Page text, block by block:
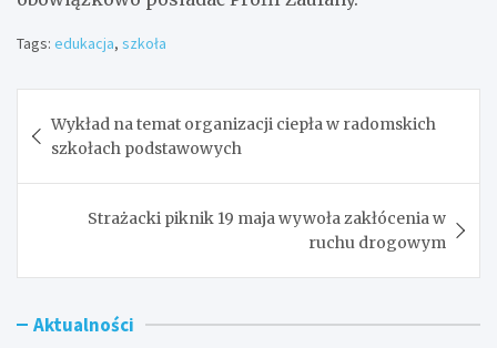
Tags: edukacja, szkoła
wpisu
Wykład na temat organizacji ciepła w radomskich
szkołach podstawowych
Strażacki piknik 19 maja wywoła zakłócenia w
ruchu drogowym
Aktualności